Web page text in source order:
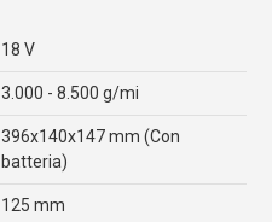
18 V
3.000 - 8.500 g/mi
396x140x147 mm (Con
batteria)
125 mm